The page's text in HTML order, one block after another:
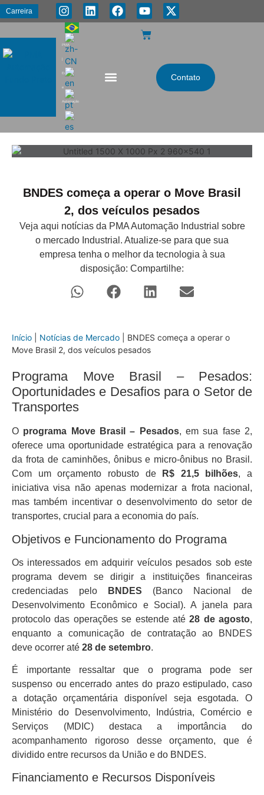
Carreira
PMA
Energia
e
Automação
Contato
BNDES começa a operar o Move Brasil
2, dos veículos pesados
Veja aqui notícias da PMA Automação Industrial sobre
o mercado Industrial. Atualize-se para que sua
empresa tenha o melhor da tecnologia à sua
disposição: Compartilhe:
Início Notícias de Mercado
BNDES começa a operar o
Move Brasil 2, dos veículos pesados
Programa Move Brasil – Pesados:
Oportunidades e Desafios para o Setor de
Transportes
O programa Move Brasil – Pesados, em sua fase 2,
oferece uma oportunidade estratégica para a renovação
da frota de caminhões, ônibus e micro-ônibus no Brasil.
Com um orçamento robusto de
R$ 21,5 bilhões, a
iniciativa visa não apenas modernizar a frota nacional,
mas também incentivar o desenvolvimento do setor de
transportes, crucial para a economia do país.
Objetivos e Funcionamento do Programa
Os interessados em adquirir veículos pesados sob este
programa devem se dirigir a instituições financeiras
credenciadas pelo
BNDES (Banco Nacional de
Desenvolvimento Econômico e Social). A janela para
protocolo das operações se estende até28 de agosto,
enquanto a comunicação de contratação ao BNDES
deve ocorrer até 28 de setembro.
É importante ressaltar que o programa pode ser
suspenso ou encerrado antes do prazo estipulado, caso
a dotação orçamentária disponível seja esgotada. O
Ministério do Desenvolvimento, Indústria, Comércio e
Serviços (MDIC) destaca a importância do
acompanhamento rigoroso desse orçamento, que é
dividido entre recursos da União e do BNDES.
Financiamento e Recursos Disponíveis